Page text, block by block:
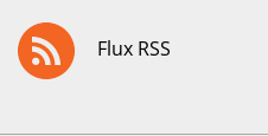
Flux RSS